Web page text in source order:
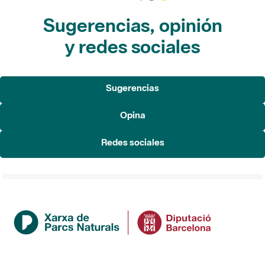
Sugerencias, opinión
y redes sociales
Sugerencias
Opina
Redes sociales